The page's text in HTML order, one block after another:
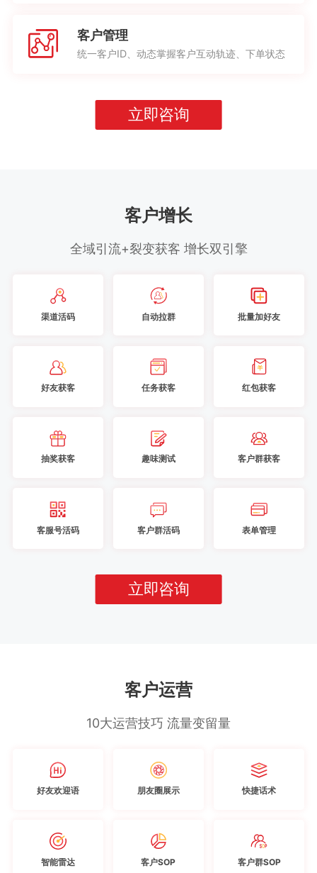
客户管理
统一客户ID、动态掌握客户互动轨迹、下单状态
立即咨询
客户增长
全域引流+裂变获客 增长双引擎
渠道活码 自动拉群 批量加好友
好友获客 任务获客 红包获客
抽奖获客 趣味测试 客户群获客
客服号活码 客户群活码 表单管理
立即咨询
客户运营
10大运营技巧 流量变留量
好友欢迎语 朋友圈展示 快捷话术
智能雷达 客户SOP 客户群SOP